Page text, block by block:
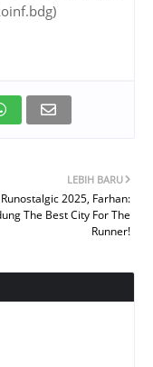
LEBIH BARU
2025, Farhan:
The Best City For The
Runner!